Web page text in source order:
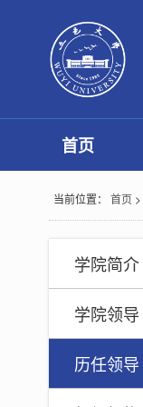
首页
当前位置： 首页 >
学院简介
学院领导
历任领导